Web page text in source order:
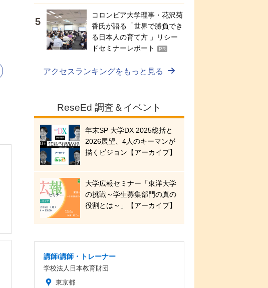
コロンビア大学理事・花沢菊
香氏が語る「世界で勝負でき
る日本人の育て方 」リシー
ドセミナーレポート
PR
アクセスランキングをもっと見る
ReseEd 調査＆イベント
年末SP 大学DX 2025総括と
2026展望、4人のキーマンが
描くビジョン【アーカイブ】
大学広報セミナー「東洋大学
の挑戦～学生募集部門の真の
役割とは～」【アーカイブ】
講師/講師・トレーナー
学校法人日本教育財団
東京都